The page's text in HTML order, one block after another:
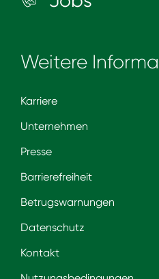
Weitere
Karriere
Unternehmen
Presse
Barrierefreiheit
Betrugswarnungen
Datenschutz
Kontakt